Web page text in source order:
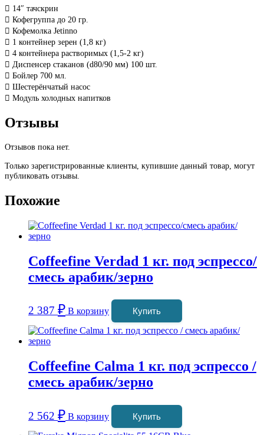
 14″ тачскрин
 Кофегруппа до 20 гр.
 Кофемолка Jetinno
 1 контейнер зерен (1,8 кг)
 4 контейнера растворимых (1,5-2 кг)
 Диспенсер стаканов (d80/90 мм) 100 шт.
 Бойлер 700 мл.
 Шестерёнчатый насос
 Модуль холодных напитков
Отзывы
Отзывов пока нет.
Только зарегистрированные клиенты, купившие данный товар, могут
публиковать отзывы.
Похожие
Coffeefine Verdad 1 кг. под эспрессо/
смесь арабик/зерно
2 387 ₽ В корзину Купить
Coffeefine Calma 1 кг. под эспрессо /
смесь арабик/зерно
2 562 ₽ В корзину Купить